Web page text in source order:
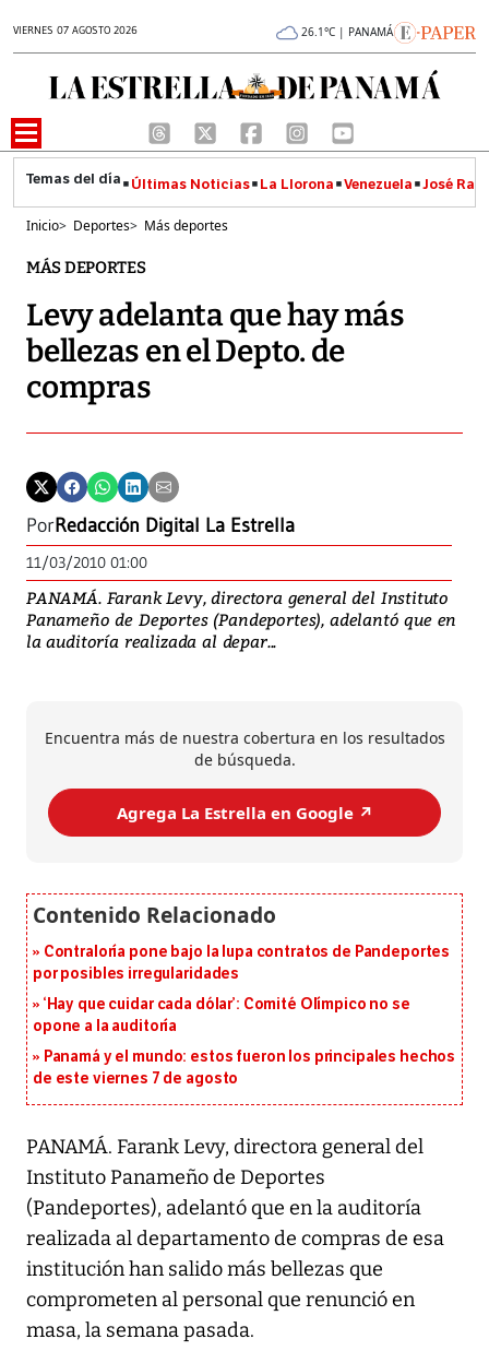
VIERNES 07 AGOSTO 2026 26.1°C | PANAMÁ
Últimas Noticias La Llorona Venezuela José
Inicio> Deportes> Más deportes
MÁS DEPORTES
Levy adelanta que hay más
bellezas en el Depto. de
compras
PorRedacción Digital La Estrella
11/03/2010 01:00
PANAMÁ. Farank Levy, directora general del Instituto
Panameño de Deportes (Pandeportes), adelantó que en
la auditoría realizada al depar...
Encuentra más de nuestra cobertura en los resultados
de búsqueda.
Agrega La Estrella en Google ↗️
Contraloría pone bajo la lupa contratos de Pandeportes
por posibles irregularidades
‘Hay que cuidar cada dólar’: Comité Olímpico no se
opone a la auditoría
Panamá y el mundo: estos fueron los principales hechos
de este viernes 7 de agosto
PANAMÁ. Farank Levy, directora general del
Instituto Panameño de Deportes
(Pandeportes), adelantó que en la auditoría
realizada al departamento de compras de esa
institución han salido más bellezas que
comprometen al personal que renunció en
masa, la semana pasada.